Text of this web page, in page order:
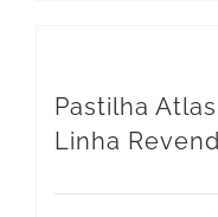
Pastilha Atlas
Linha